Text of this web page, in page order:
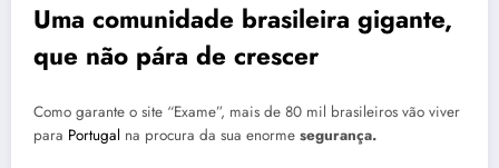
Uma comunidade brasileira gigante,
que não pára de crescer
Como garante o site “Exame”, mais de 80 mil brasileiros vão viver
para Portugal na procura da sua enorme segurança.